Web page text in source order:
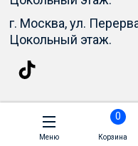
г. Москва, ул.
Цокольный этаж.
Меню
0
Корзина